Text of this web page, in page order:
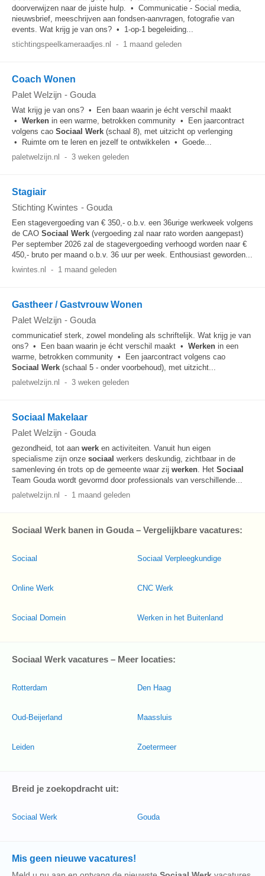
doorverwijzen naar de juiste hulp. • Communicatie - Social media,
nieuwsbrief, meeschrijven aan fondsen-aanvragen, fotografie van
events. Wat krijg je van ons? • 1-op-1 begeleiding...
stichtingspeelkameraadjes.nl
- 1 maand geleden
Coach Wonen
Palet Welzijn - Gouda
Wat krijg je van ons? • Een baan waarin je écht verschil maakt
• Werken in een warme, betrokken community • Een jaarcontract
volgens cao Sociaal Werk (schaal 8), met uitzicht op verlenging
• Ruimte om te leren en jezelf te ontwikkelen • Goede...
paletwelzijn.nl
- 3 weken geleden
Stagiair
Stichting Kwintes - Gouda
Een stagevergoeding van € 350,- o.b.v. een 36urige werkweek volgens
de CAO Sociaal Werk (vergoeding zal naar rato worden aangepast)
Per september 2026 zal de stagevergoeding verhoogd worden naar €
450,- bruto per maand o.b.v. 36 uur per week. Enthousiast geworden...
kwintes.nl
- 1 maand geleden
Gastheer / Gastvrouw Wonen
Palet Welzijn - Gouda
communicatief sterk, zowel mondeling als schriftelijk. Wat krijg je van
ons? • Een baan waarin je écht verschil maakt • Werken in een
warme, betrokken community • Een jaarcontract volgens cao
Sociaal Werk (schaal 5 - onder voorbehoud), met uitzicht...
paletwelzijn.nl
- 3 weken geleden
Sociaal Makelaar
Palet Welzijn - Gouda
gezondheid, tot aan werk en activiteiten. Vanuit hun eigen
specialisme zijn onze sociaal werkers deskundig, zichtbaar in de
samenleving én trots op de gemeente waar zij werken. Het Sociaal
Team Gouda wordt gevormd door professionals van verschillende...
paletwelzijn.nl
- 1 maand geleden
Sociaal Werk banen in Gouda – Vergelijkbare vacatures:
Sociaal
Online Werk
Sociaal Domein
Sociaal Verpleegkundige
CNC Werk
Werken in het Buitenland
Sociaal Werk vacatures – Meer locaties:
Rotterdam
Oud-Beijerland
Leiden
Den Haag
Maassluis
Zoetermeer
Breid je zoekopdracht uit:
Sociaal Werk Gouda
Mis geen nieuwe vacatures!